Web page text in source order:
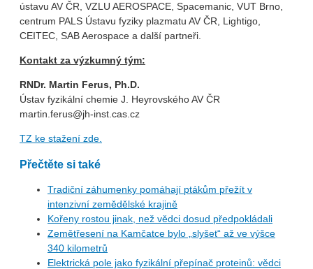
ústavu AV ČR, VZLU AEROSPACE, Spacemanic, VUT Brno,
centrum PALS Ústavu fyziky plazmatu AV ČR, Lightigo,
CEITEC, SAB Aerospace a další partneři.
Kontakt za výzkumný tým:
RNDr. Martin Ferus, Ph.D.
Ústav fyzikální chemie J. Heyrovského AV ČR
martin.ferus@jh-inst.cas.cz
TZ ke stažení zde.
Přečtěte si také
Tradiční záhumenky pomáhají ptákům přežít v
intenzivní zemědělské krajině
Kořeny rostou jinak, než vědci dosud předpokládali
Zemětřesení na Kamčatce bylo „slyšet“ až ve výšce
340 kilometrů
Elektrická pole jako fyzikální přepínač proteinů: vědci